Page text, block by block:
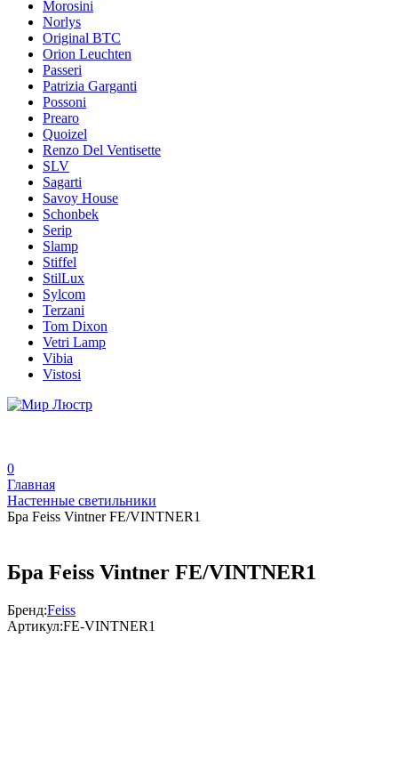
Morosini
Norlys
Original BTC
Orion Leuchten
Passeri
Patrizia Garganti
Possoni
Prearo
Quoizel
Renzo Del Ventisette
SLV
Sagarti
Savoy House
Schonbek
Serip
Slamp
Stiffel
StilLux
Sylcom
Terzani
Tom Dixon
Vetri Lamp
Vibia
Vistosi
0
Главная
Настенные светильники
Бра Feiss Vintner FE/VINTNER1
Бра Feiss Vintner FE/VINTNER1
Бренд:Feiss
Артикул:FE-VINTNER1